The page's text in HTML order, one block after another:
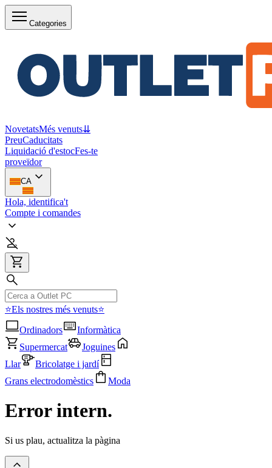
Categories
NovetatsMés venuts⇊
PreuCaducitats
Liquidació d'estocFes-te
proveïdor
CA
Hola, identifica't
Compte i comandes
⭐Els nostres més venuts⭐
Ordinadors
Informàtica
Supermercat
Joguines
Llar
Bricolatge i jardí
Grans electrodomèstics
Moda
Error intern.
Si us plau, actualitza la pàgina